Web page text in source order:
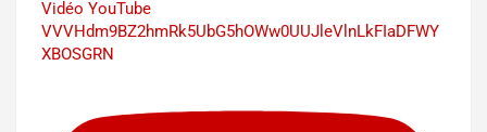
Vidéo YouTube
VVVHdm9BZ2hmRk5UbG5hOWw0UUJleVlnLkFIaDFWY
XBOSGRN